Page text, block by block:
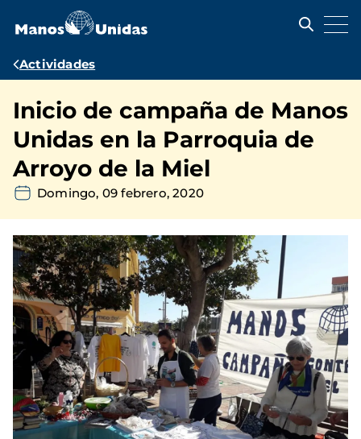
contenido
Ruta
navegación
Actividades
Inicio de campaña de Manos
Unidas en la Parroquia de
Arroyo de la Miel
Domingo, 09 febrero, 2020